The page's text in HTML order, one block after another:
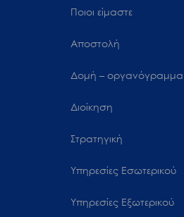
Ποιοι είμαστε
Αποστολή
Δομή – οργανόγραμμα
Διοίκηση
Στρατηγική
Υπηρεσίες Εσωτερικού
Υπηρεσίες Εξωτερικού